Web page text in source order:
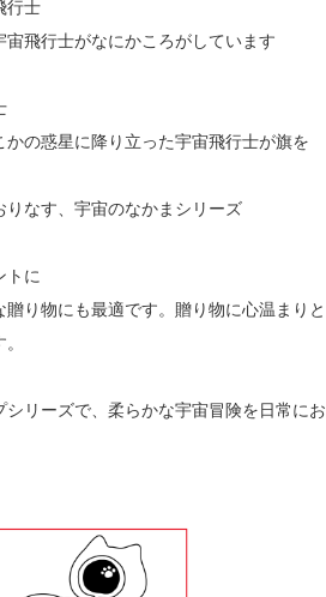
行士
飛行士がなにかころがしています
の惑星に降り立った宇宙飛行士が旗を
なす、宇宙のなかまシリーズ
トに
り物にも最適です。贈り物に心温まりと
リーズで、柔らかな宇宙冒険を日常にお